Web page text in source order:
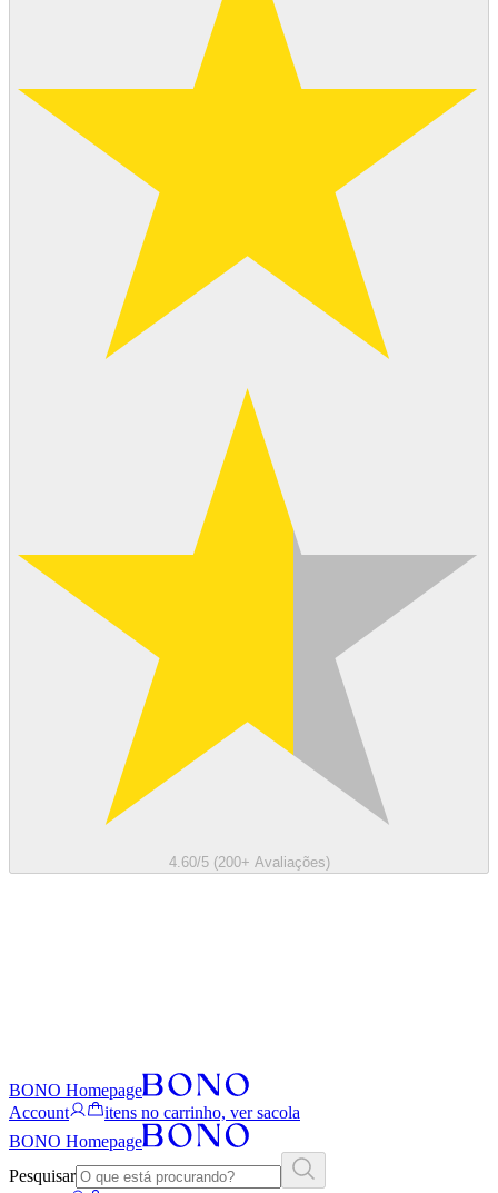
4.60/5 (200+ Avaliações)
BONO Homepage
Account
itens no carrinho, ver sacola
BONO Homepage
Pesquisar